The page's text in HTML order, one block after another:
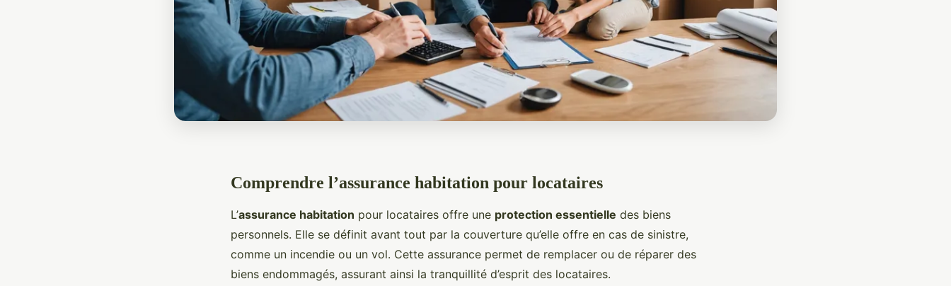
Comprendre l’assurance habitation pour locataires
L’assurance habitation pour locataires offre une protection essentielle des biens
personnels. Elle se définit avant tout par la couverture qu’elle offre en cas de sinistre,
comme un incendie ou un vol. Cette assurance permet de remplacer ou de réparer des
biens endommagés, assurant ainsi la tranquillité d’esprit des locataires.